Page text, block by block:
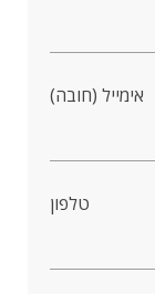
אימייל (חובה)
טלפון